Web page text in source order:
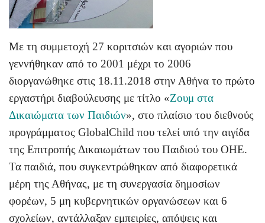
Με τη συμμετοχή 27 κοριτσιών και αγοριών που
γεννήθηκαν από το 2001 μέχρι το 2006
διοργανώθηκε στις 18.11.2018 στην Αθήνα το πρώτο
εργαστήρι διαβούλευσης με τίτλο «Ζουμ στα
Δικαιώματα των Παιδιών», στο πλαίσιο του διεθνούς
προγράμματος GlobalChild που τελεί υπό την αιγίδα
της Επιτροπής Δικαιωμάτων του Παιδιού του ΟΗΕ.
Τα παιδιά, που συγκεντρώθηκαν από διαφορετικά
μέρη της Αθήνας, με τη συνεργασία δημοσίων
φορέων, 5 μη κυβερνητικών οργανώσεων και 6
σχολείων, αντάλλαξαν εμπειρίες, απόψεις και